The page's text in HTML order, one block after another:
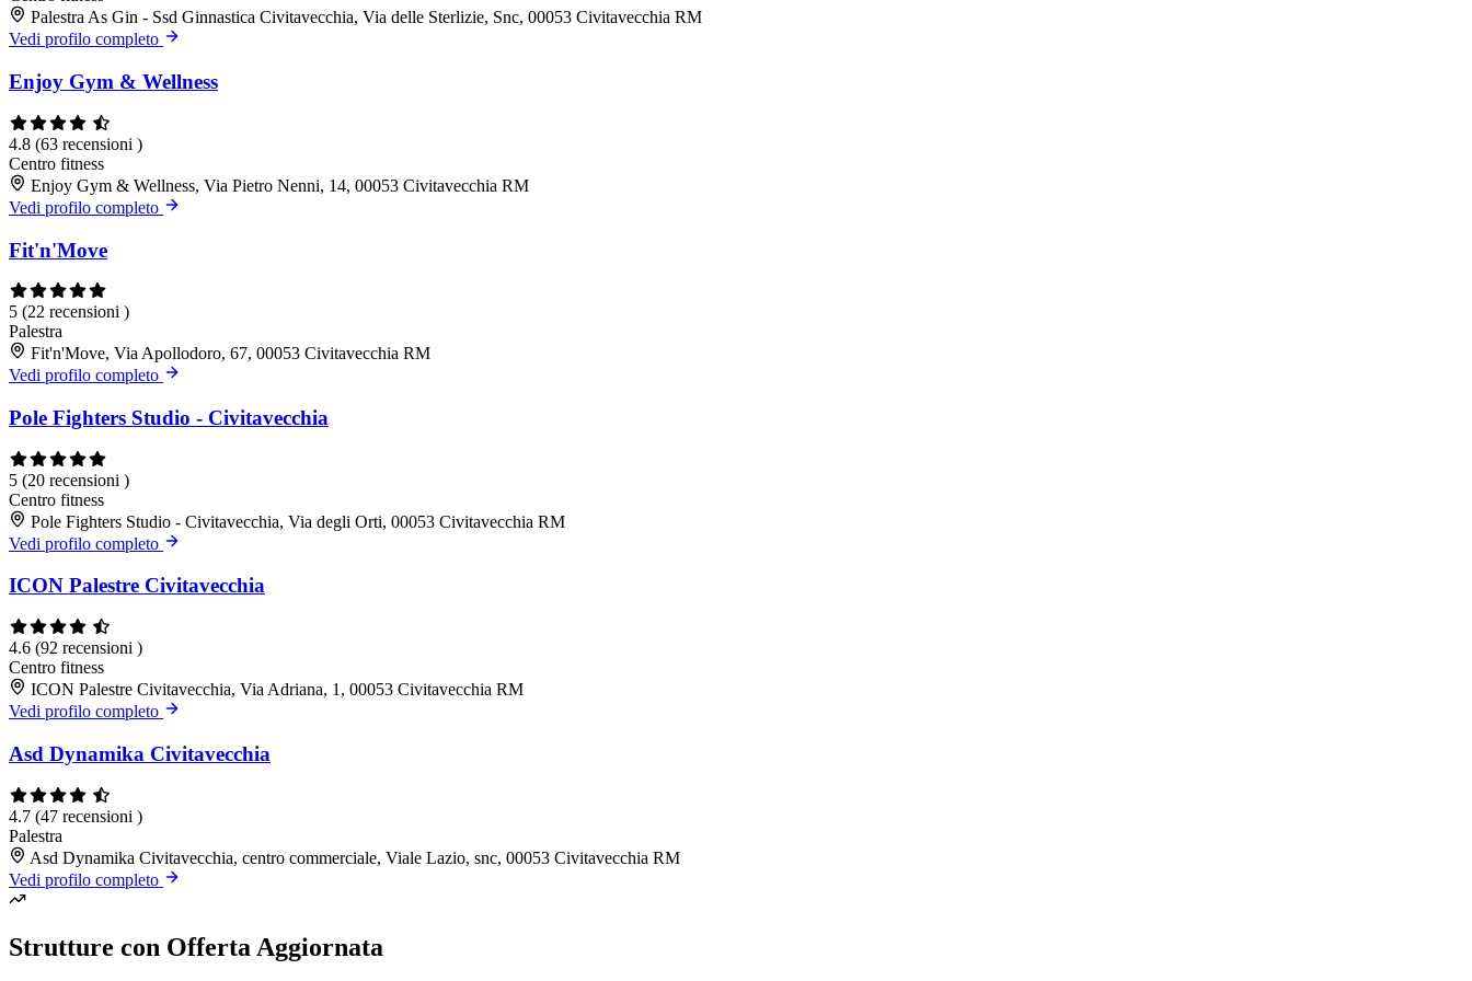
Palestra As Gin - Ssd Ginnastica Civitavecchia, Via delle Sterlizie, Snc, 00053 Civitavecchia RM
Vedi profilo completo
Enjoy Gym & Wellness
4.8 (63 recensioni )
Centro fitness
Enjoy Gym & Wellness, Via Pietro Nenni, 14, 00053 Civitavecchia RM
Vedi profilo completo
Fit'n'Move
5 (22 recensioni )
Palestra
Fit'n'Move, Via Apollodoro, 67, 00053 Civitavecchia RM
Vedi profilo completo
Pole Fighters Studio - Civitavecchia
5 (20 recensioni )
Centro fitness
Pole Fighters Studio - Civitavecchia, Via degli Orti, 00053 Civitavecchia RM
Vedi profilo completo
ICON Palestre Civitavecchia
4.6 (92 recensioni )
Centro fitness
ICON Palestre Civitavecchia, Via Adriana, 1, 00053 Civitavecchia RM
Vedi profilo completo
Asd Dynamika Civitavecchia
4.7 (47 recensioni )
Palestra
Asd Dynamika Civitavecchia, centro commerciale, Viale Lazio, snc, 00053 Civitavecchia RM
Vedi profilo completo
Strutture con Offerta Aggiornata